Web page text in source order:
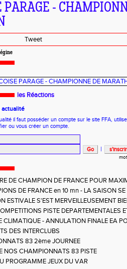
PARAGE -
Tweet
les Réactions
actualité
il faut posséder un compte sur le site FFA,
ou vous créer un compte.
|
DE CHAMPION DE FRANCE POUR
aux ELITES à ALBI
DE FRANCE en 10 mn - LA SAISON SE
BIEN
ESTIVALE S'EST MERVEILLEUSEMENT
U14 - U16
PISTE DEPARTEMENTALES
CLIMATIQUE - ANNULATION FINALE EA
DES INTERCLUBS
83 2ème JOURNEE
NOS CHAMPIONNATS 83 PISTE
PROGRAMME JEUX DU VAR